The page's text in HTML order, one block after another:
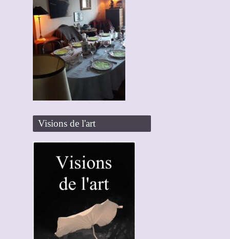
Visions de l'art